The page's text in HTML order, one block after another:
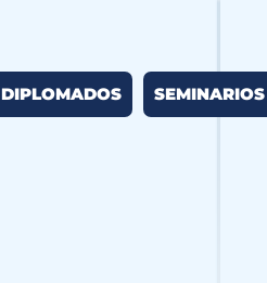
DIPLOMADOS SEMINARIOS